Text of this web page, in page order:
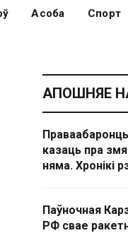
Асоба Спорт
АПОШНЯЕ
казаць пра
няма. Хронікі
Паўночная
РФ свае